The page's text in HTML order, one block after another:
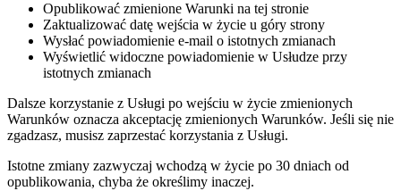
Opublikować zmienione Warunki na tej stronie
Zaktualizować datę wejścia w życie u góry strony
Wysłać powiadomienie e-mail o istotnych zmianach
Wyświetlić widoczne powiadomienie w Usłudze przy
istotnych zmianach
Dalsze korzystanie z Usługi po wejściu w życie zmienionych
Warunków oznacza akceptację zmienionych Warunków. Jeśli się nie
zgadzasz, musisz zaprzestać korzystania z Usługi.
Istotne zmiany zazwyczaj wchodzą w życie po 30 dniach od
opublikowania, chyba że określimy inaczej.